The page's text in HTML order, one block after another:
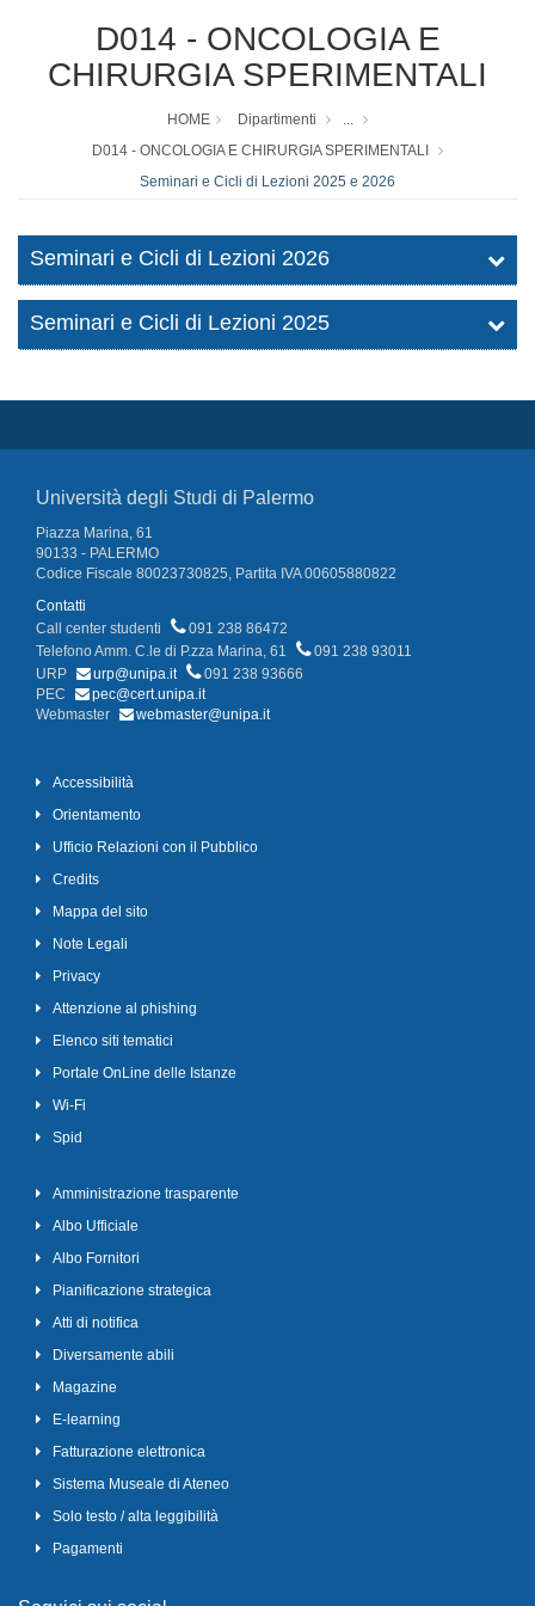
D014 - ONCOLOGIA E
CHIRURGIA SPERIMENTALI
HOME Dipartimenti
...
D014 - ONCOLOGIA E CHIRURGIA SPERIMENTALI
Seminari e Cicli di Lezioni 2025 e 2026
Seminari e Cicli di Lezioni 2026
Seminari e Cicli di Lezioni 2025
Università degli Studi di Palermo
Piazza Marina, 61
90133 - PALERMO
Codice Fiscale 80023730825, Partita IVA 00605880822
Contatti
Call center studenti
091 238 86472
Telefono Amm. C.le di P.zza Marina, 61
091 238 93011
URP
urp@unipa.it
091 238 93666
PEC
pec@cert.unipa.it
Webmaster
webmaster@unipa.it
Accessibilità
Orientamento
Ufficio Relazioni con il Pubblico
Credits
Mappa del sito
Note Legali
Privacy
Attenzione al phishing
Elenco siti tematici
Portale OnLine delle Istanze
Wi-Fi
Spid
Amministrazione trasparente
Albo Ufficiale
Albo Fornitori
Pianificazione strategica
Atti di notifica
Diversamente abili
Magazine
E-learning
Fatturazione elettronica
Sistema Museale di Ateneo
Solo testo / alta leggibilità
Pagamenti